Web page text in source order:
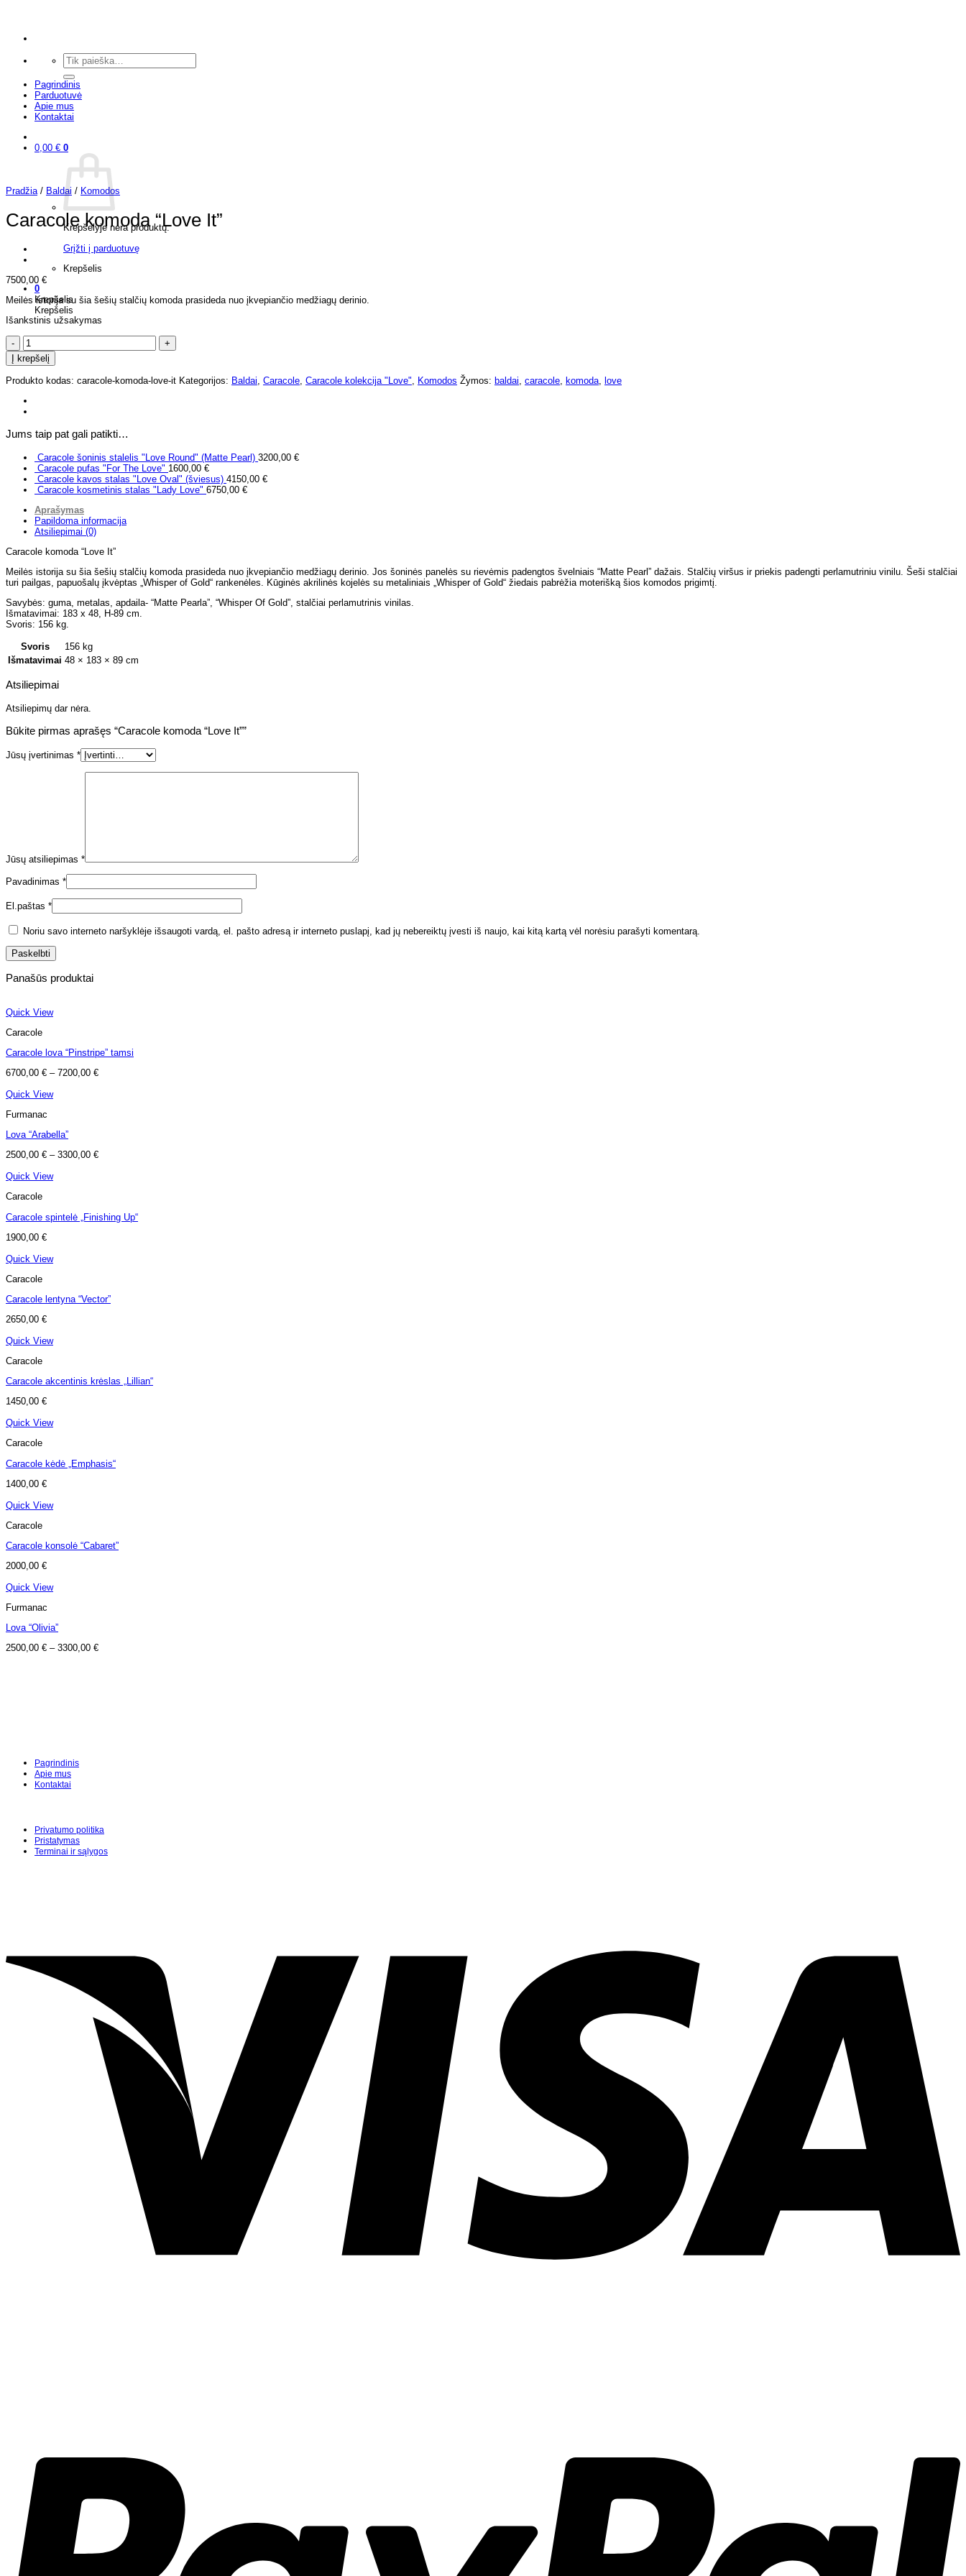
Ieškoti:
Pagrindinis
Parduotuvė
Apie mus
Kontaktai
0,00 € 0
Krepšelyje nėra produktų.
Grįžti į parduotuvę
Krepšelis
0
Krepšelis
Krepšelis
Pradžia / Baldai / Komodos
Caracole komoda “Love It”
7500,00 €
Meilės istorija su šia šešių stalčių komoda prasideda nuo įkvepiančio medžiagų derinio.
Išankstinis užsakymas
produkto
kiekis:
Caracole
"Love
Į krepšelį
Produkto kodas: caracole-komoda-love-it Kategorijos: Baldai Caracole Caracole kolekcija "Love" Komodos Žymos: baldai caracole komoda love
Jums taip pat gali patikti…
Caracole šoninis stalelis "Love Round" (Matte Pearl) 3200,00 €
Caracole pufas "For The Love" 1600,00 €
Caracole kavos stalas "Love Oval" (šviesus) 4150,00 €
Caracole kosmetinis stalas "Lady Love" 6750,00 €
Aprašymas
Papildoma informacija
Atsiliepimai (0)
Caracole komoda “Love It”
Meilės istorija su šia šešių stalčių komoda prasideda nuo įkvepiančio medžiagų derinio. Jos šoninės panelės su rievėmis padengtos švelniais “Matte Pearl” dažais. Stalčių viršus ir priekis padengti perlamutriniu vinilu. Šeši stalčiai
turi pailgas, papuošalų įkvėptas „Whisper of Gold“ rankenėles. Kūginės akrilinės kojelės su metaliniais „Whisper of Gold“ žiedais pabrėžia moterišką šios komodos prigimtį.
Savybės: guma, metalas, apdaila- “Matte Pearla”, “Whisper Of Gold”, stalčiai perlamutrinis vinilas.
Išmatavimai: 183 x 48, H-89 cm.
Svoris: 156 kg.
Svoris
156 kg
Išmatavimai 48 × 183 × 89 cm
Atsiliepimai
Atsiliepimų dar nėra.
Būkite pirmas aprašęs “Caracole komoda “Love It””
Jūsų įvertinimas *
Jūsų atsiliepimas *
Pavadinimas *
El.paštas *
Noriu savo interneto naršyklėje išsaugoti vardą, el. pašto adresą ir interneto puslapį, kad jų nebereiktų įvesti iš naujo, kai kitą kartą vėl norėsiu parašyti komentarą.
Panašūs produktai
Quick View
Caracole
Caracole lova “Pinstripe” tamsi
6700,00 € – 7200,00 €
Quick View
Furmanac
Lova “Arabella”
2500,00 € – 3300,00 €
Quick View
Caracole
Caracole spintelė „Finishing Up“
1900,00 €
Quick View
Caracole
Caracole lentyna “Vector”
2650,00 €
Quick View
Caracole
Caracole akcentinis krėslas „Lillian“
1450,00 €
Quick View
Caracole
Caracole kėdė „Emphasis“
1400,00 €
Quick View
Caracole
Caracole konsolė “Cabaret”
2000,00 €
Quick View
Furmanac
Lova “Olivia”
2500,00 € – 3300,00 €
Pagrindinis
Apie mus
Kontaktai
Privatumo politika
Pristatymas
Terminai ir sąlygos